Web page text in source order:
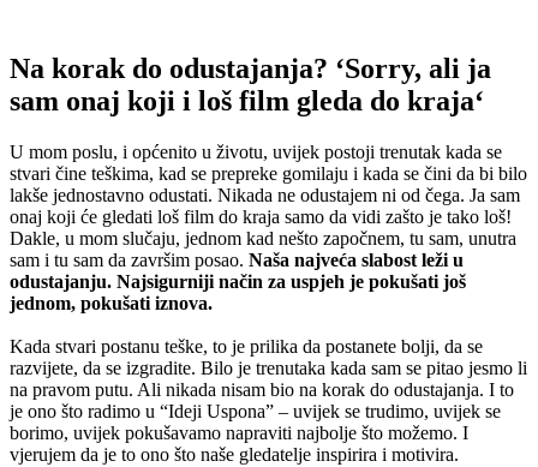
Na korak do odustajanja? ‘Sorry, ali ja
sam onaj koji i loš film gleda do kraja‘
U mom poslu, i općenito u životu, uvijek postoji trenutak kada se
stvari čine teškima, kad se prepreke gomilaju i kada se čini da bi bilo
lakše jednostavno odustati. Nikada ne odustajem ni od čega. Ja sam
onaj koji će gledati loš film do kraja samo da vidi zašto je tako loš!
Dakle, u mom slučaju, jednom kad nešto započnem, tu sam, unutra
sam i tu sam da završim posao. Naša najveća slabost leži u
odustajanju. Najsigurniji način za uspjeh je pokušati još
jednom, pokušati iznova.
Kada stvari postanu teške, to je prilika da postanete bolji, da se
razvijete, da se izgradite. Bilo je trenutaka kada sam se pitao jesmo li
na pravom putu. Ali nikada nisam bio na korak do odustajanja. I to
je ono što radimo u “Ideji Uspona” – uvijek se trudimo, uvijek se
borimo, uvijek pokušavamo napraviti najbolje što možemo. I
vjerujem da je to ono što naše gledatelje inspirira i motivira.